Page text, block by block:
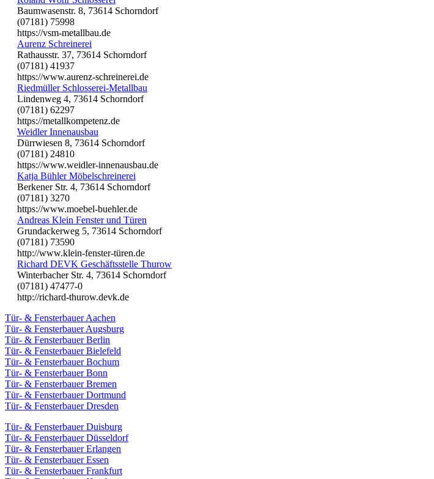
Baumwasenstr. 8, 73614 Schorndorf
(07181) 75998
https://vsm-metallbau.de
Aurenz Schreinerei
Rathausstr. 37, 73614 Schorndorf
(07181) 41937
https://www.aurenz-schreinerei.de
Riedmüller Schlosserei-Metallbau
Lindenweg 4, 73614 Schorndorf
(07181) 62297
https://metallkompetenz.de
Weidler Innenausbau
Dürrwiesen 8, 73614 Schorndorf
(07181) 24810
https://www.weidler-innenausbau.de
Katja Bühler Möbelschreinerei
Berkener Str. 4, 73614 Schorndorf
(07181) 3270
https://www.moebel-buehler.de
Andreas Klein Fenster und Türen
Grundackerweg 5, 73614 Schorndorf
(07181) 73590
http://www.klein-fenster-türen.de
Richard DEVK Geschäftsstelle Thurow
Winterbacher Str. 4, 73614 Schorndorf
(07181) 47477-0
http://richard-thurow.devk.de
Tür- & Fensterbauer Aachen
Tür- & Fensterbauer Augsburg
Tür- & Fensterbauer Berlin
Tür- & Fensterbauer Bielefeld
Tür- & Fensterbauer Bochum
Tür- & Fensterbauer Bonn
Tür- & Fensterbauer Bremen
Tür- & Fensterbauer Dortmund
Tür- & Fensterbauer Dresden
Tür- & Fensterbauer Duisburg
Tür- & Fensterbauer Düsseldorf
Tür- & Fensterbauer Erlangen
Tür- & Fensterbauer Essen
Tür- & Fensterbauer Frankfurt